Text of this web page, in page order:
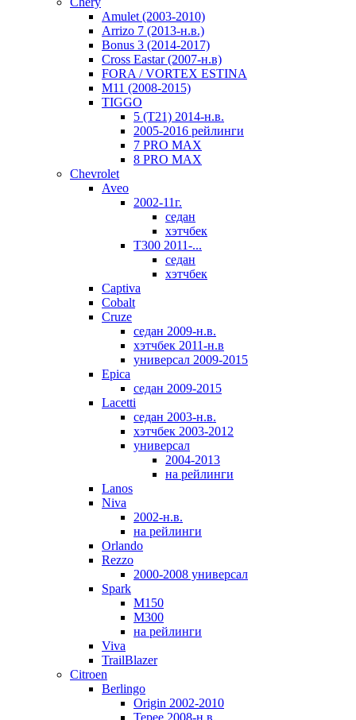
Amulet (2003-2010)
Arrizo 7 (2013-н.в.)
Bonus 3 (2014-2017)
Cross Eastar (2007-н.в)
FORA / VORTEX ESTINA
M11 (2008-2015)
TIGGO
5 (T21) 2014-н.в.
2005-2016 рейлинги
7 PRO MAX
8 PRO MAX
Chevrolet
Aveo
2002-11г.
седан
хэтчбек
T300 2011-...
седан
хэтчбек
Captiva
Cobalt
Cruze
седан 2009-н.в.
хэтчбек 2011-н.в
универсал 2009-2015
Epica
седан 2009-2015
Lacetti
седан 2003-н.в.
хэтчбек 2003-2012
универсал
2004-2013
на рейлинги
Lanos
Niva
2002-н.в.
на рейлинги
Orlando
Rezzo
2000-2008 универсал
Spark
M150
M300
на рейлинги
Viva
TrailBlazer
Citroen
Berlingo
Origin 2002-2010
Tepee 2008-н.в.